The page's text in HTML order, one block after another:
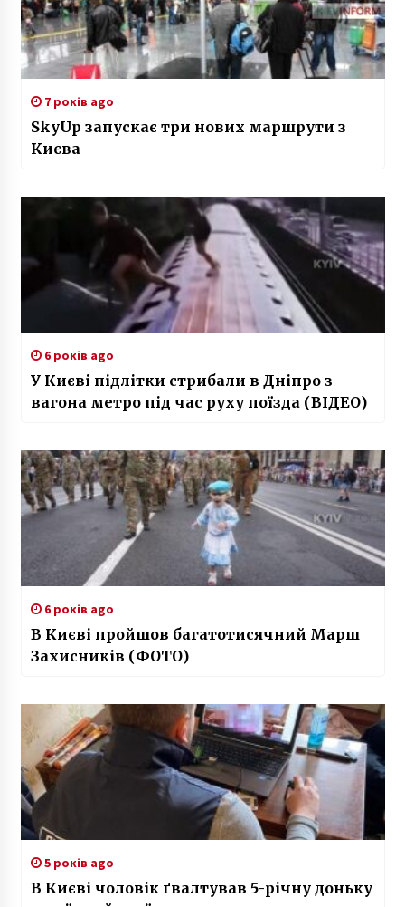
7 років ago
SkyUp запускає три нових маршрути з
Києва
6 років ago
У Києві підлітки стрибали в Дніпро з
вагона метро під час руху поїзда (ВІДЕО)
6 років ago
В Києві пройшов багатотисячний Марш
Захисників (ФОТО)
5 років ago
В Києві чоловік ґвалтував 5-річну доньку